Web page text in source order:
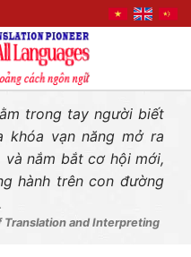
trong tay người biết
khóa vạn năng mở ra
nắm bắt cơ hội mới,
hành trên con đường
Translation and Interpreting